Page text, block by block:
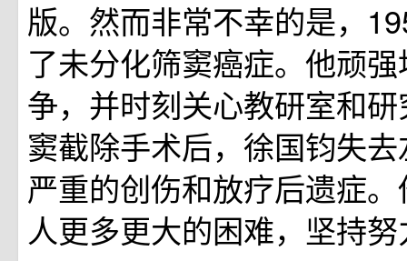
版。然而非常不幸的是，
了未分化筛窦癌症。他顽
争，并时刻关心教研室和
窦截除手术后，徐国钧失
严重的创伤和放疗后遗症
人更多更大的困难，坚持